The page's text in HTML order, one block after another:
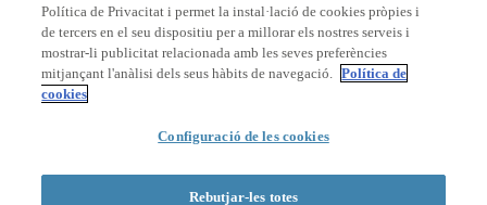
Acreditacions
© 2026 La Salle Campus Barcelona - URL |Avís legal
Política de Privacitat i permet la instal·lació de cookies pròpies i
de tercers en el seu dispositiu per a millorar els nostres serveis i
mostrar-li publicitat relacionada amb les seves preferències
mitjançant l'anàlisi dels seus hàbits de navegació. Política de
cookies
Configuració de les cookies
Rebutjar-les totes